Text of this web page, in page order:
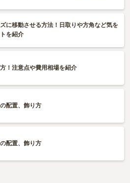
に移動させる方法！日取りや方角など気を
を紹介
！注意点や費用相場を紹介
配置、飾り方
配置、飾り方